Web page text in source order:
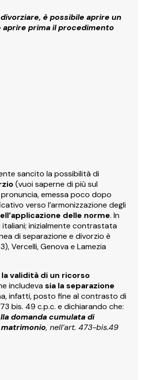
è possibile aprire un
prima il procedimento
sancito la possibilità di
(vuoi saperne di più sul
pronuncia, emessa poco dopo
verso l’armonizzazione degli
delle norme. In
inizialmente contrastata
di separazione e divorzio è
Vercelli, Genova e Lamezia
validità di un ricorso
includevasia la separazione
infatti, posto fine al contrasto di
bis. 49 c.p.c. e dichiarando che:
domanda cumulata di
, nell’art. 473-bis.49